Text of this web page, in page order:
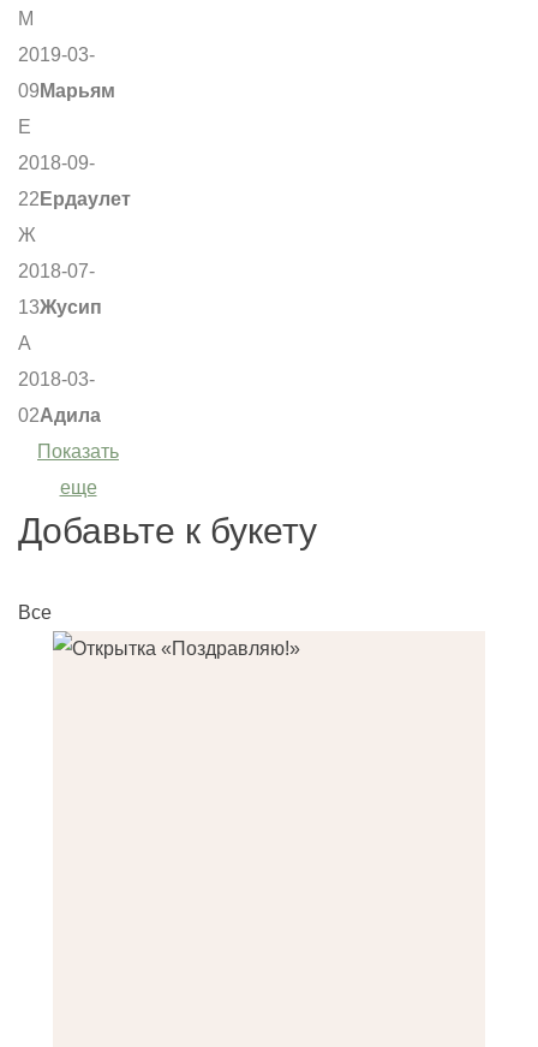
М
2019-03-
09 Марьям
Е
2018-09-
22 Ердаулет
Ж
2018-07-
13Жусип
А
2018-03-
02Адила
Показать
еще
Добавьте к букету
Все